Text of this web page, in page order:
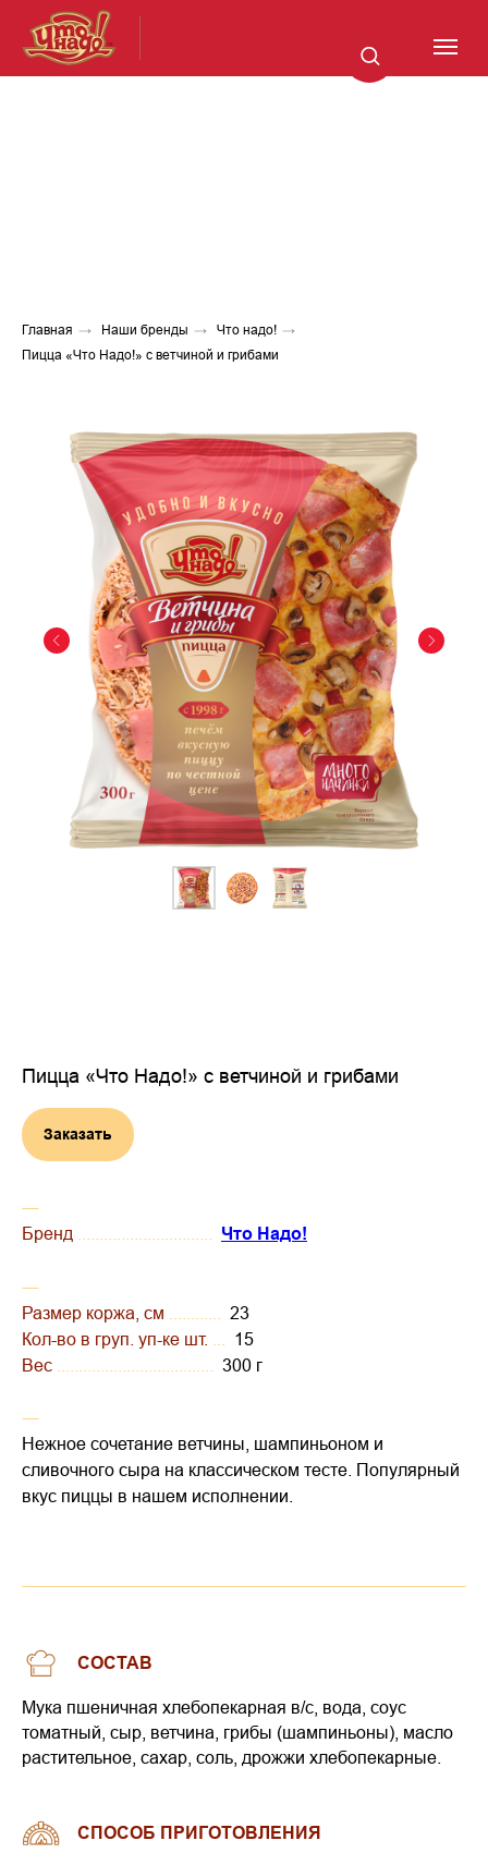
Главная → Наши бренды → Что надо! →
Пицца «Что Надо!» с ветчиной и грибами
Пицца «Что Надо!» с ветчиной и грибами
Заказать
―
Бренд
Что Надо!
―
Размер коржа, см
23
Кол-во в груп. уп-ке шт.
15
Вес
300 г
―
Нежное сочетание ветчины, шампиньоном и
сливочного сыра на классическом тесте. Популярный
вкус пиццы в нашем исполнении.
СОСТАВ
Мука пшеничная хлебопекарная в/с, вода, соус
томатный, сыр, ветчина, грибы (шампиньоны), масло
растительное, сахар, соль, дрожжи хлебопекарные.
СПОСОБ ПРИГОТОВЛЕНИЯ